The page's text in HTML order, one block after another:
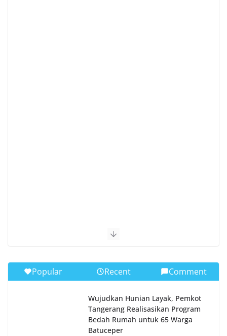
Popular Recent Comment
Wujudkan Hunian Layak, Pemkot
Tangerang Realisasikan Program
Bedah Rumah untuk 65 Warga
Batuceper